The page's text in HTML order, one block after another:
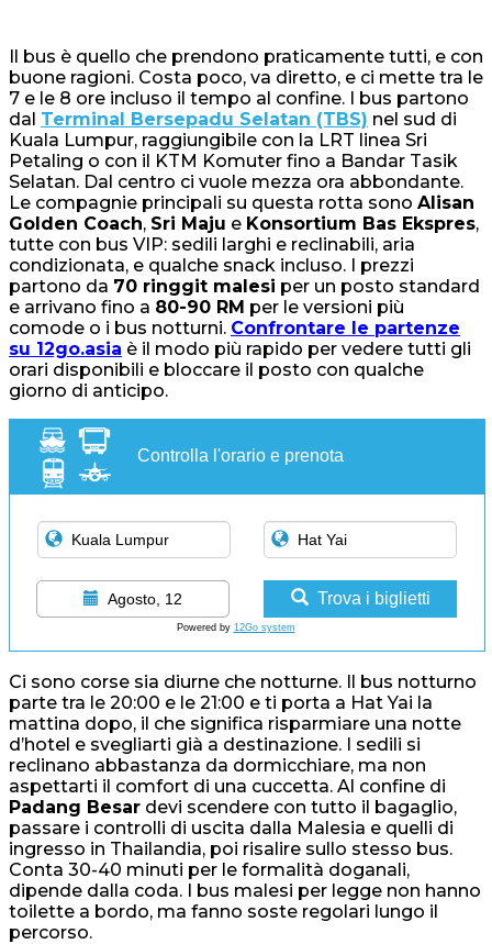
Il bus è quello che prendono praticamente tutti, e con
buone ragioni. Costa poco, va diretto, e ci mette tra le
7 e le 8 ore incluso il tempo al confine. I bus partono
dal Terminal Bersepadu Selatan (TBS) nel sud di
Kuala Lumpur, raggiungibile con la LRT linea Sri
Petaling o con il KTM Komuter fino a Bandar Tasik
Selatan. Dal centro ci vuole mezza ora abbondante.
Le compagnie principali su questa rotta sono Alisan
Golden Coach, Sri Maju e Konsortium Bas Ekspres,
tutte con bus VIP: sedili larghi e reclinabili, aria
condizionata, e qualche snack incluso. I prezzi
partono da 70 ringgit malesi per un posto standard
e arrivano fino a 80-90 RM per le versioni più
comode o i bus notturni. Confrontare le partenze
su 12go.asia è il modo più rapido per vedere tutti gli
orari disponibili e bloccare il posto con qualche
giorno di anticipo.
Controlla l'orario e prenota
Agosto, 12 Trova i biglietti
Powered by 12Go system
Ci sono corse sia diurne che notturne. Il bus notturno
parte tra le 20:00 e le 21:00 e ti porta a Hat Yai la
mattina dopo, il che significa risparmiare una notte
d’hotel e svegliarti già a destinazione. I sedili si
reclinano abbastanza da dormicchiare, ma non
aspettarti il comfort di una cuccetta. Al confine di
Padang Besar devi scendere con tutto il bagaglio,
passare i controlli di uscita dalla Malesia e quelli di
ingresso in Thailandia, poi risalire sullo stesso bus.
Conta 30-40 minuti per le formalità doganali,
dipende dalla coda. I bus malesi per legge non hanno
toilette a bordo, ma fanno soste regolari lungo il
percorso.